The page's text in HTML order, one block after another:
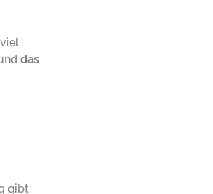
das
gibt: